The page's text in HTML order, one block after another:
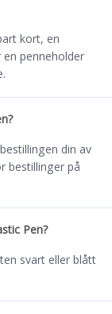
kort, en
penneholder
din av
bestillinger på
Pen?
svart eller blått